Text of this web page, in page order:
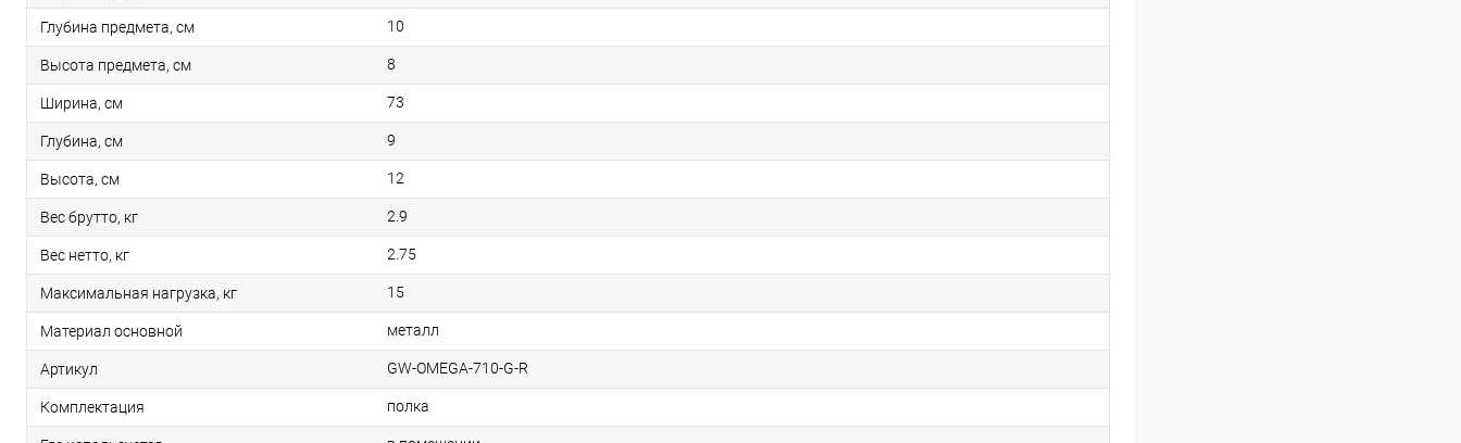
Глубина предмета, см 10
Высота предмета, см 8
Ширина, см 73
Глубина, см 9
Высота, см 12
Вес брутто, кг 2.9
Вес нетто, кг 2.75
Максимальная нагрузка, кг 15
Материал основной металл
Артикул GW-OMEGA-710-G-R
Комплектация полка